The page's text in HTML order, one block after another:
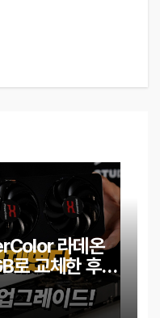
라데온
교체한 후기
일즈 체감 변화